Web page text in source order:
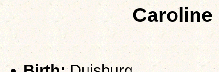
Caroline